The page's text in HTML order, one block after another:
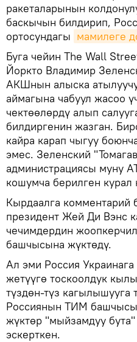
ракеталарынын
баскычын билдирип,
ортосундагы мамилеге
Буга чейин The Wall
Йоркто Владимир
АКШнын алыска
аймагына чабуул жасоо
чектөөлөрдү алып
билдиргенин жазган.
кайра карап чыгуу
эмес. Зеленский
администрациясы муну
кошумча берилген курал
Кырдаалга комментарий
президент Жей Ди Вэнс
чечимдердин
башчысына жүктөдү.
Ал эми Россия
жетүүгө тоскоолдук
түздөн-түз кагылышууга
Россиянын ТИМ
жүктөр "мыйзамдуу
эскерткен.